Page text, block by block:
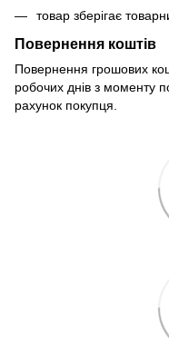
товар зберігає
Повернення коштів
Повернення грошових
робочих днів з моменту
рахунок покупця.